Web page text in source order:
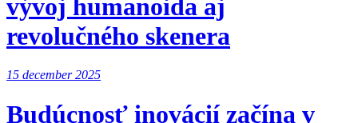
vývoj humanoida aj
revolučného skenera
15 december 2025
Budúcnosť inovácií začína v